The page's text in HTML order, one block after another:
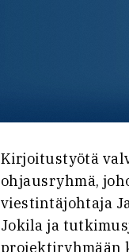
Kirjoitustyötä
ohjausryhmä,
viestintäjohtaja
Jokila ja
projektiryhmään